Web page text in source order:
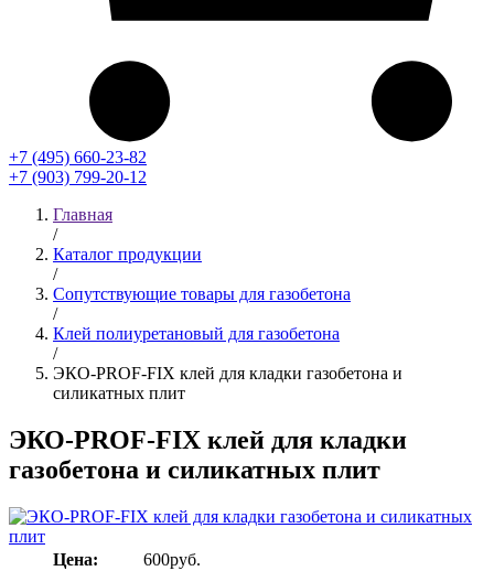
+7 (495) 660-23-82
+7 (903) 799-20-12
Главная
/
Каталог продукции
/
Сопутствующие товары для газобетона
/
Клей полиуретановый для газобетона
/
ЭКО-PROF-FIX клей для кладки газобетона и
силикатных плит
ЭКО-PROF-FIX клей для кладки
газобетона и силикатных плит
Цена: 600руб.